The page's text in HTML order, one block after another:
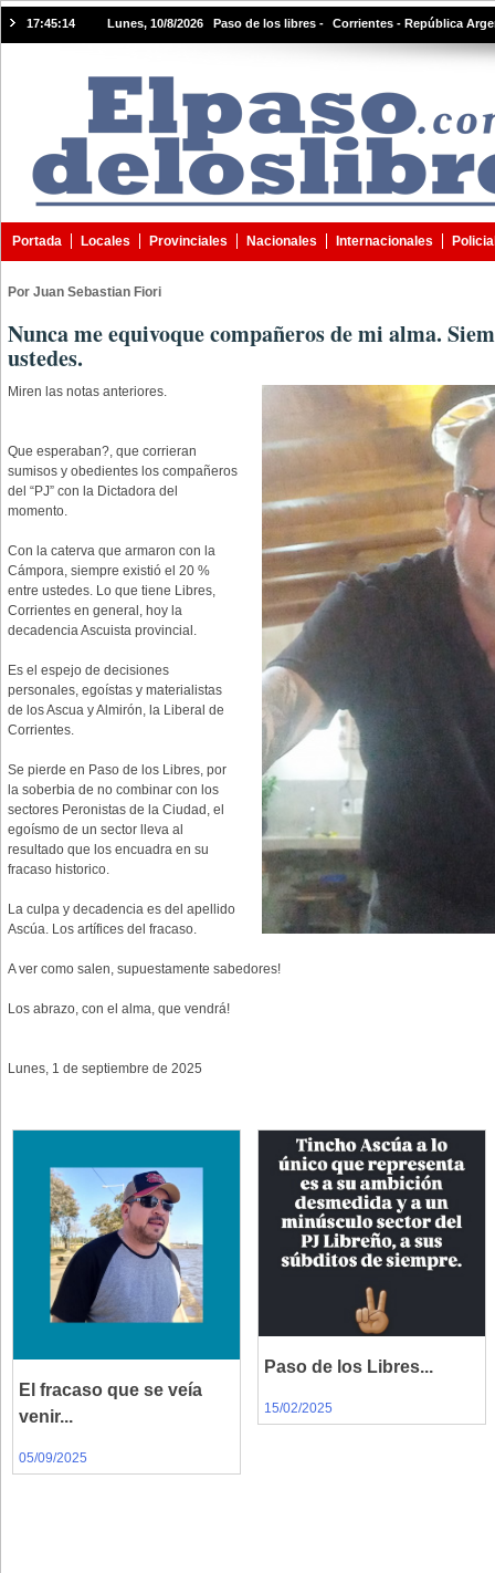
17:45:15 Lunes, 10/8/2026 Paso de los libres - Corrientes - República
Portada Locales Provinciales Nacionales Internacionales
Por Juan Sebastian Fiori
Nunca me equivoque compañeros de mi alma.
ustedes.
Miren las notas anteriores.
Que esperaban?, que corrieran
sumisos y obedientes los compañeros
del “PJ” con la Dictadora del
momento.
Con la caterva que armaron con la
Cámpora, siempre existió el 20 %
entre ustedes. Lo que tiene Libres,
Corrientes en general, hoy la
decadencia Ascuista provincial.
Es el espejo de decisiones
personales, egoístas y materialistas
de los Ascua y Almirón, la Liberal de
Corrientes.
Se pierde en Paso de los Libres, por
la soberbia de no combinar con los
sectores Peronistas de la Ciudad, el
egoísmo de un sector lleva al
resultado que los encuadra en su
fracaso historico.
La culpa y decadencia es del apellido
Ascúa. Los artífices del fracaso.
A ver como salen, supuestamente sabedores!
Los abrazo, con el alma, que vendrá!
Lunes, 1 de septiembre de 2025
El fracaso que se veía
venir...
05/09/2025
Paso de los Libres...
15/02/2025